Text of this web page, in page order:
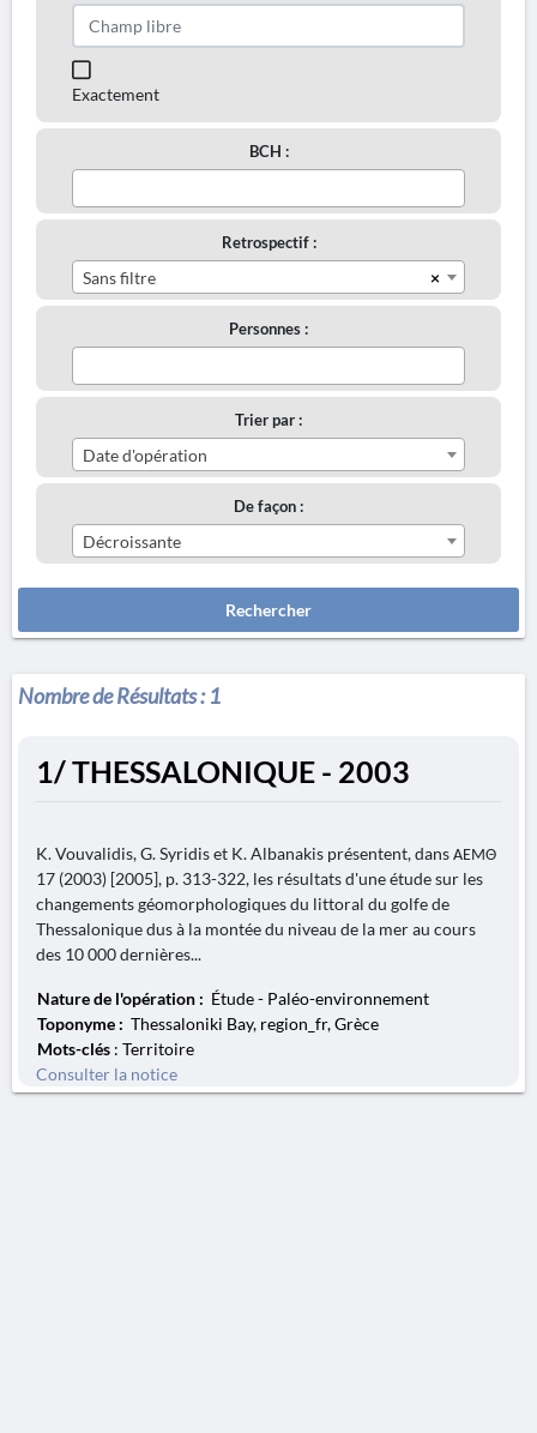
Exactement
BCH :
Retrospectif :
×
Sans filtre
Personnes :
Trier par :
Date d'opération
De façon :
Décroissante
Rechercher
Nombre de Résultats :1
1/ THESSALONIQUE - 2003
K. Vouvalidis, G. Syridis et K. Albanakis présentent, dans ΑΕΜΘ
17 (2003) [2005], p. 313-322, les résultats d'une étude sur les
changements géomorphologiques du littoral du golfe de
Thessalonique dus à la montée du niveau de la mer au cours
des 10 000 dernières...
Nature de l'opération : Étude - Paléo-environnement
Toponyme : Thessaloniki Bay, region_fr, Grèce
Mots-clés : Territoire
Consulter la notice